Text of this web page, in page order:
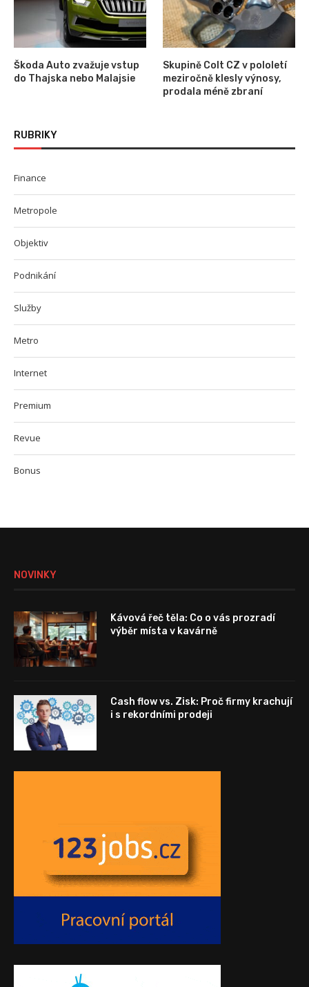
Škoda Auto zvažuje vstup
do Thajska nebo Malajsie
Skupině Colt CZ v pololetí
meziročně klesly výnosy,
prodala méně zbraní
RUBRIKY
Finance
Metropole
Objektiv
Podnikání
Služby
Metro
Internet
Premium
Revue
Bonus
NOVINKY
Kávová řeč těla: Co o vás prozradí
výběr místa v kavárně
Cash flow vs. Zisk: Proč firmy krachují
i s rekordními prodeji